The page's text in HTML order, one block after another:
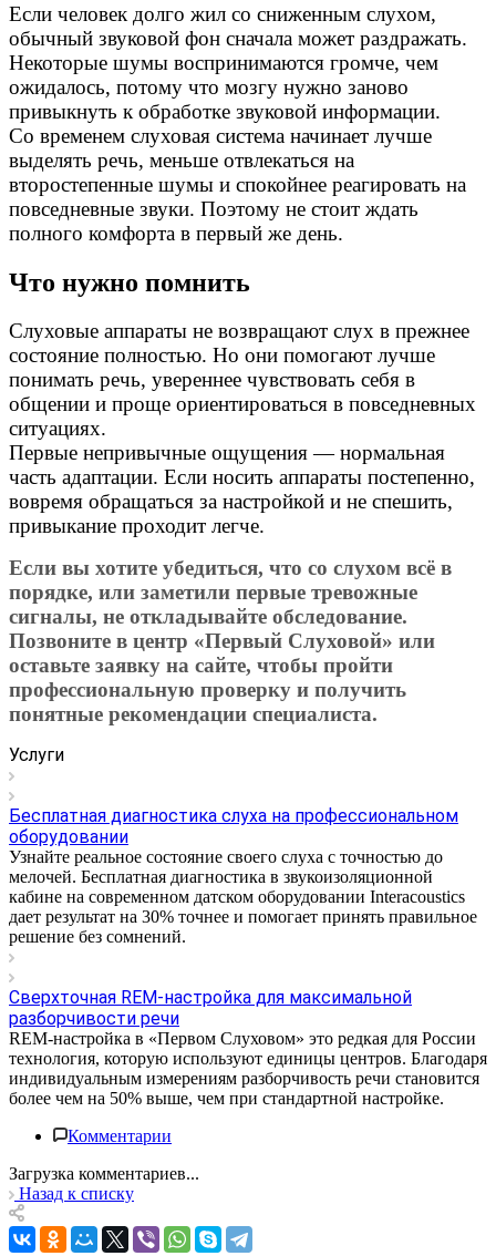
Если человек долго жил со сниженным слухом,
обычный звуковой фон сначала может раздражать.
Некоторые шумы воспринимаются громче, чем
ожидалось, потому что мозгу нужно заново
привыкнуть к обработке звуковой информации.
Со временем слуховая система начинает лучше
выделять речь, меньше отвлекаться на
второстепенные шумы и спокойнее реагировать на
повседневные звуки. Поэтому не стоит ждать
полного комфорта в первый же день.
Что нужно помнить
Слуховые аппараты не возвращают слух в прежнее
состояние полностью. Но они помогают лучше
понимать речь, увереннее чувствовать себя в
общении и проще ориентироваться в повседневных
ситуациях.
Первые непривычные ощущения — нормальная
часть адаптации. Если носить аппараты постепенно,
вовремя обращаться за настройкой и не спешить,
привыкание проходит легче.
Если вы хотите убедиться, что со слухом всё в
порядке, или заметили первые тревожные
сигналы, не откладывайте обследование.
Позвоните в центр «Первый Слуховой» или
оставьте заявку на сайте, чтобы пройти
профессиональную проверку и получить
понятные рекомендации специалиста.
Услуги
Бесплатная диагностика слуха на профессиональном
оборудовании
Узнайте реальное состояние своего слуха с точностью до
мелочей. Бесплатная диагностика в звукоизоляционной
кабине на современном датском оборудовании Interacoustics
дает результат на 30% точнее и помогает принять правильное
решение без сомнений.
Сверхточная REM-настройка для максимальной
разборчивости речи
REM-настройка в «Первом Слуховом» это редкая для России
технология, которую используют единицы центров. Благодаря
индивидуальным измерениям разборчивость речи становится
более чем на 50% выше, чем при стандартной настройке.
Комментарии
Загрузка комментариев...
Назад к списку